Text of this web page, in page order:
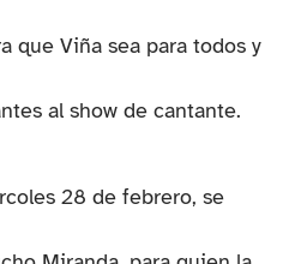
que Viña sea para todos y
al show de cantante.
28 de febrero, se